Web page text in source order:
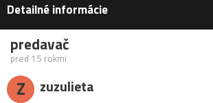
Detailné informácie
predavač
pred 15 rokmi
Z zuzulieta